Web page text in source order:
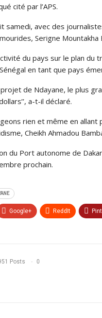
cité par l’APS.
samedi, avec des
Serigne Mountakha
du pays sur le plan
en tant que pays
de Ndayane, le plus
a-t-il déclaré.
rien et même en
Cheikh Ahmadou
du Port autonome de
prochain.
Google+ ReddIt
Posts 0